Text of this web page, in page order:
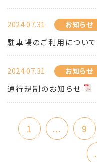
2024.07.31 お知らせ
駐車場のご利用につい
2024.07.31 お知らせ
通行規制のお知らせ
1 ... 9